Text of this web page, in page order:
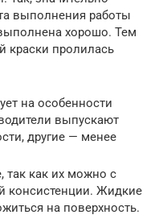
выполнения работы
хорошо. Тем
краски пролилась
на особенности
выпускают
другие — менее
так как их можно с
консистенции. Жидкие
на поверхность.